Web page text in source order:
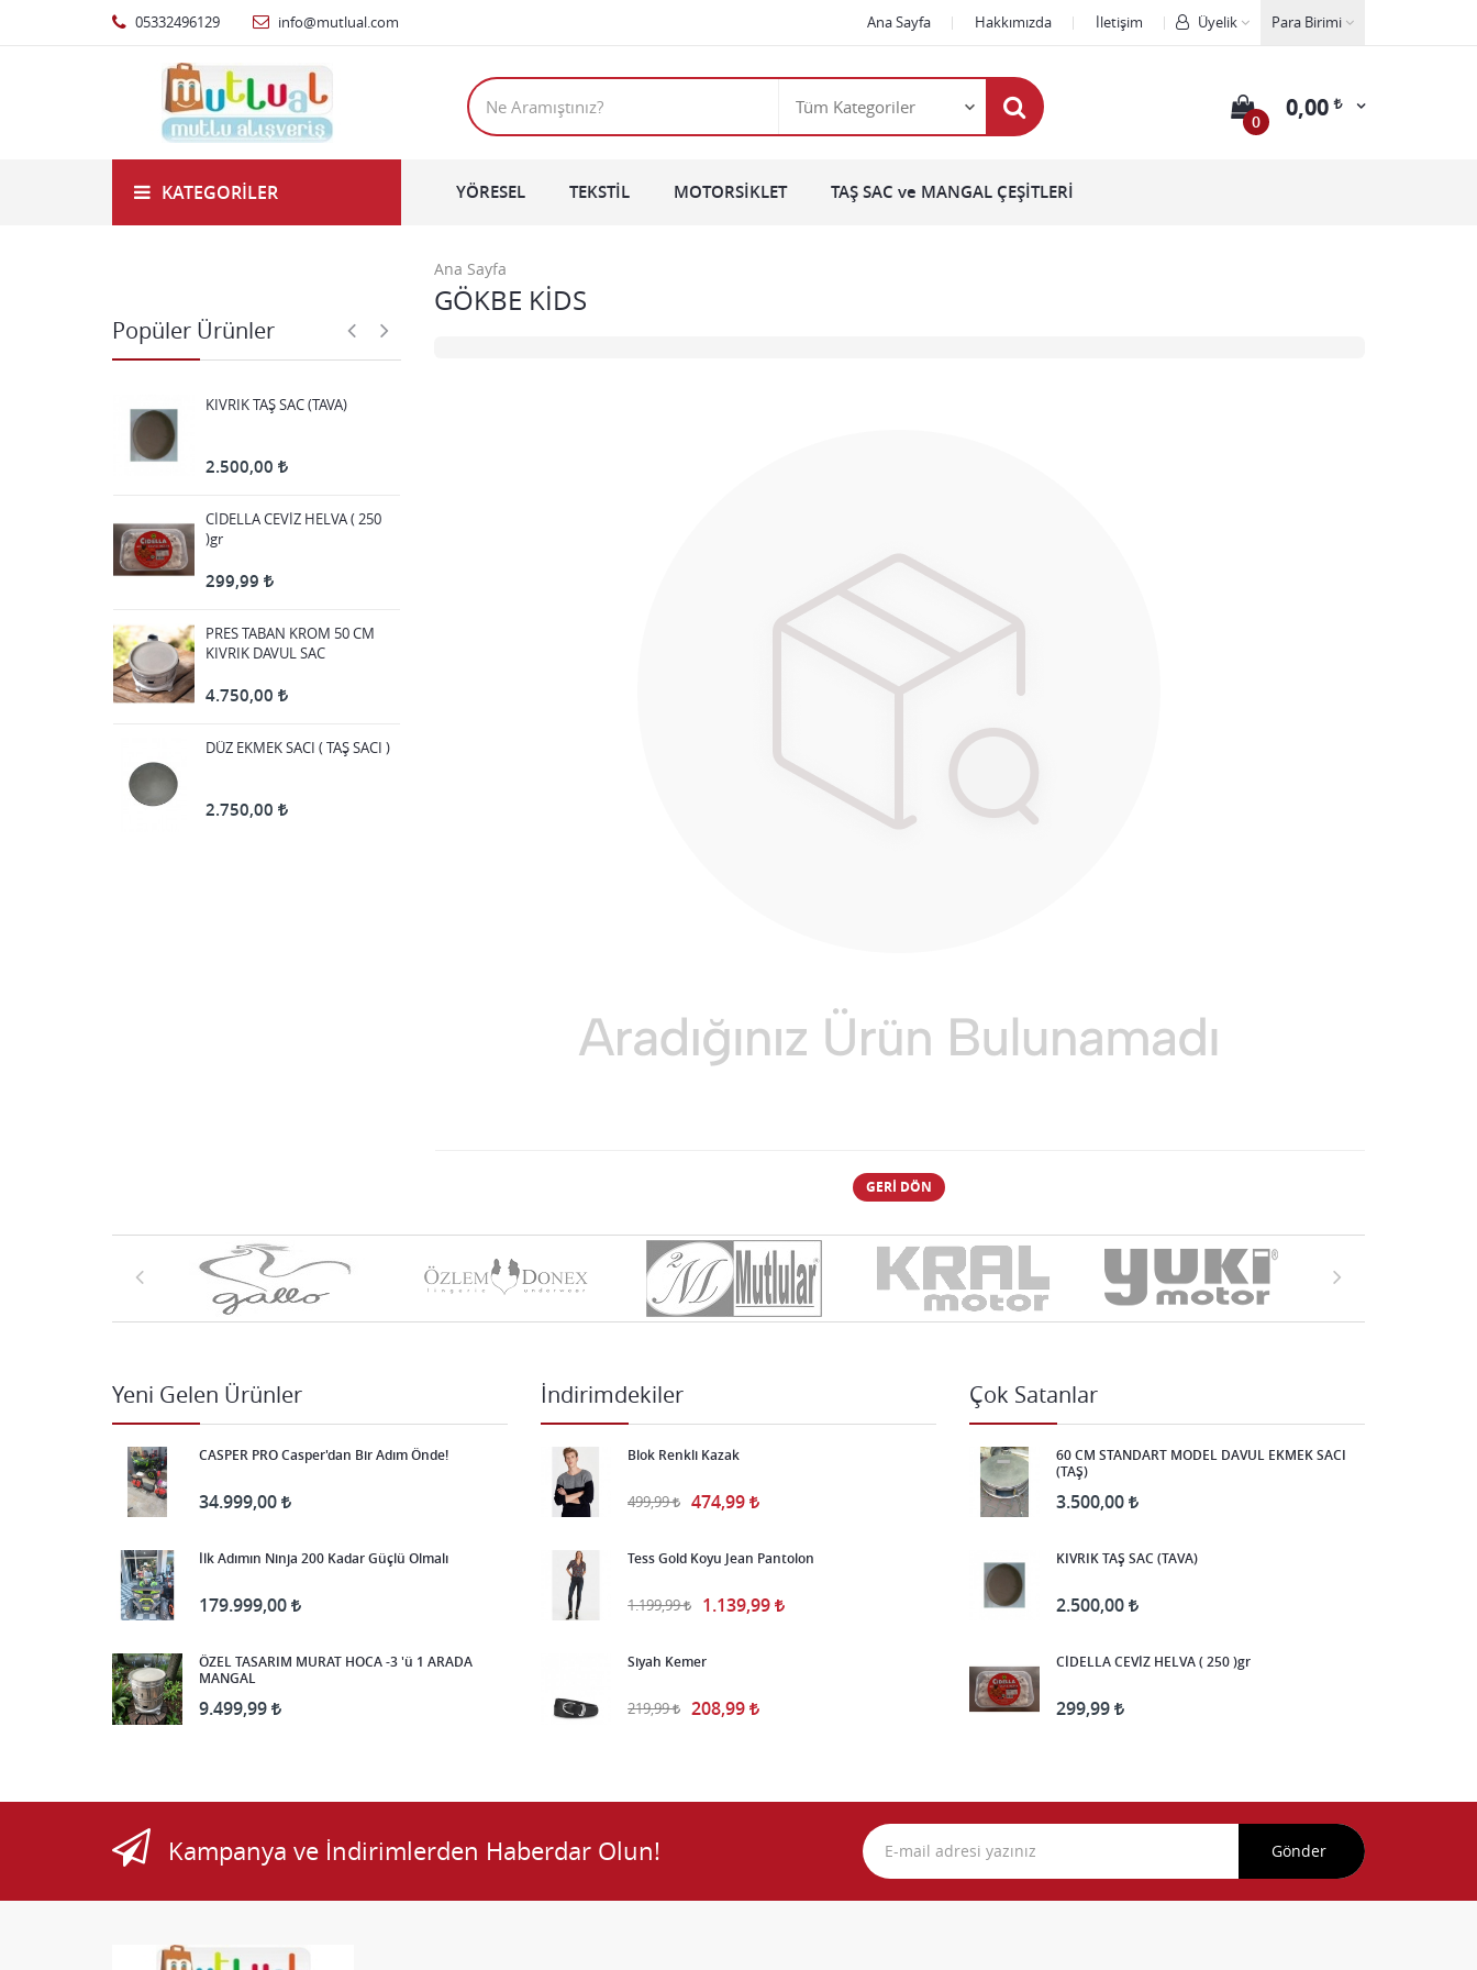
05332496129 info@mutlual.com Para Birimi
Üyelik
Ana Sayfa Hakkımızda İletişim
0 0,00
KATEGORILER YÖRESEL TEKSTİL MOTORSİKLET TAŞ SAC ve MANGAL ÇEŞİTLERİ
Popüler Ürünler
4.500,00
(ORGANİK)500 GR
375,00
KIVRIK TAŞ SAC (TAVA)
2.500,00
CİDELLA CEVİZ HELVA ( 250
)gr
299,99
PRES TABAN KROM 50 CM
KIVRIK DAVUL SAC
4.750,00
DÜZ EKMEK SACI ( TAŞ SACI )
2.750,00
DAVUL EKMEK SACI (TAŞ)
3.500,00
2.500,00
)gr
299,99
PRES TABAN KROM 50 CM
4.750,00
DÜZ EKMEK SACI ( TAŞ SACI )
4.750,00
Ana Sayfa
GÖKBE KİDS
GERI DÖN
Yeni Gelen Ürünler
CASPER PRO Casper'dan Bir Adım Önde!
34.999,00
İlk Adımın Ninja 200 Kadar Güçlü Olmalı
179.999,00
ÖZEL TASARIM MURAT HOCA -3 'ü 1 ARADA
MANGAL
9.499,99
İndirimdekiler
Blok Renkli Kazak
499,99 474,99
Tess Gold Koyu Jean Pantolon
1.199,99 1.139,99
Siyah Kemer
219,99 208,99
Çok Satanlar
60 CM STANDART MODEL DAVUL EKMEK SACI
(TAŞ)
3.500,00
KIVRIK TAŞ SAC (TAVA)
2.500,00
CİDELLA CEVİZ HELVA ( 250 )gr
299,99
Kampanya ve İndirimlerden Haberdar Olun! Gönder